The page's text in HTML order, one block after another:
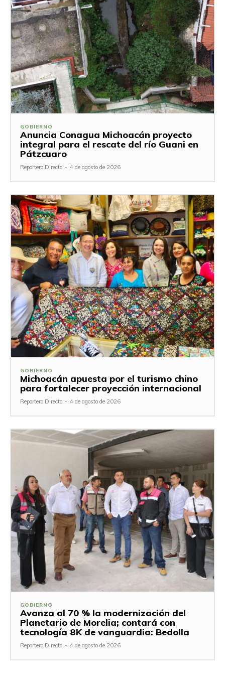
GOBIERNO
Anuncia Conagua Michoacán proyecto
integral para el rescate del río Guani en
Pátzcuaro
Reportero Directo - 4 de agosto de 2026
GOBIERNO
Michoacán apuesta por el turismo chino
para fortalecer proyección internacional
Reportero Directo - 4 de agosto de 2026
GOBIERNO
Avanza al 70 % la modernización del
Planetario de Morelia; contará con
tecnología 8K de vanguardia: Bedolla
Reportero Directo - 4 de agosto de 2026